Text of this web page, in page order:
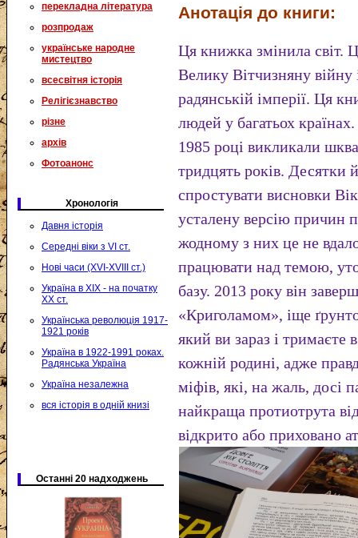
перекладна література
розпродаж
українське народне
мистецтво
всесвітня історія
Релігієзнавство
різне
архів
Фотоанонс
Хронологія
Давня історія
Середні віки з VI ст.
Нові часи (XVI-XVIII ст.)
Україна в XIX - на початку
XX ст.
Українська революція 1917-
1921 років
Україна в 1922-1991 роках.
Радянська Україна
Україна незалежна
вся історія в одній книзі
Останні 20 надходжень
Анотація до книги:
Ця книжка змінила світ.
Велику Вітчизняну війну
радянській імперії. Ця
людей у багатьох
1985 році викликали
тридцять років. Десятки
спростувати висновки
усталену версію причин
жодному з них це не
працювати над темою,
базу. 2013 року він
«Криголамом», іще
який ви зараз і
кожній родині, адже
міфів, які, на жаль, досі
найкраща протиотрута
відкрито або приховано